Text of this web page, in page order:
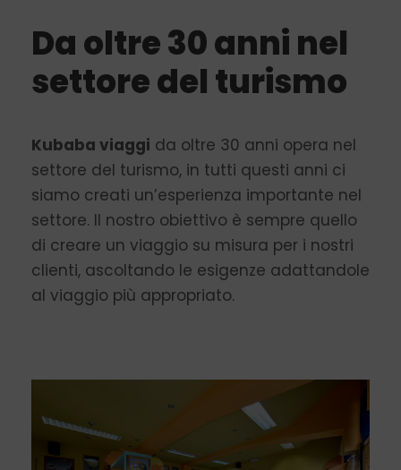
Da oltre 30 anni nel
settore del turismo
Kubaba viaggi da oltre 30 anni opera nel
settore del turismo, in tutti questi anni ci
siamo creati un’esperienza importante nel
settore. Il nostro obiettivo è sempre quello
di creare un viaggio su misura per i nostri
clienti, ascoltando le esigenze adattandole
al viaggio più appropriato.